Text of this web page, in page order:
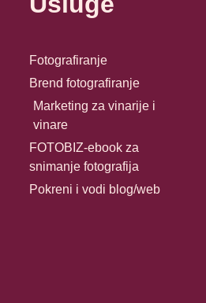
Fotografiranje
Brend fotografiranje
Marketing za vinarije i
vinare
FOTOBIZ-ebook za
snimanje fotografija
Pokreni i vodi blog/web